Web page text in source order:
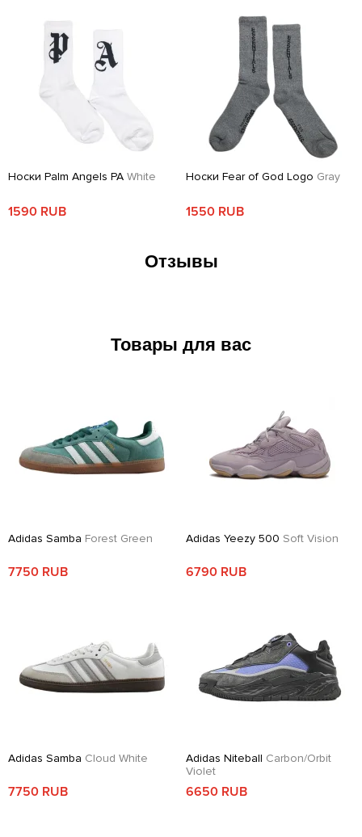
Носки Palm Angels PA White
1590 RUB
Носки Fear of God Logo Gray
1550 RUB
Отзывы
Товары для вас
Adidas Samba Forest Green
7750 RUB
Adidas Yeezy 500 Soft Vision
6790 RUB
Adidas Samba Cloud White
7750 RUB
Adidas Niteball Carbon/Orbit
Violet
6650 RUB